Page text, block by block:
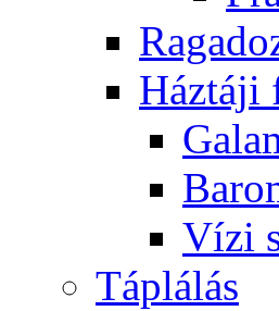
Háztáji
Vízi
Táplálás